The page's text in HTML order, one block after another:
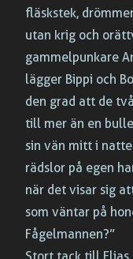
fläskstek,
utan krig och
gammelpunkare
lägger Bippi och
den grad att de
till mer än en
sin vän mitt i
rädslor på egen
när det visar sig
som väntar på
Fågelmannen?”